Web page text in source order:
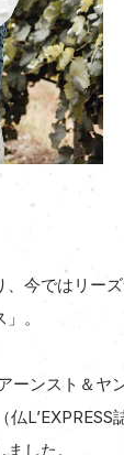
今ではリー
。
ーンスト＆ヤ
した。